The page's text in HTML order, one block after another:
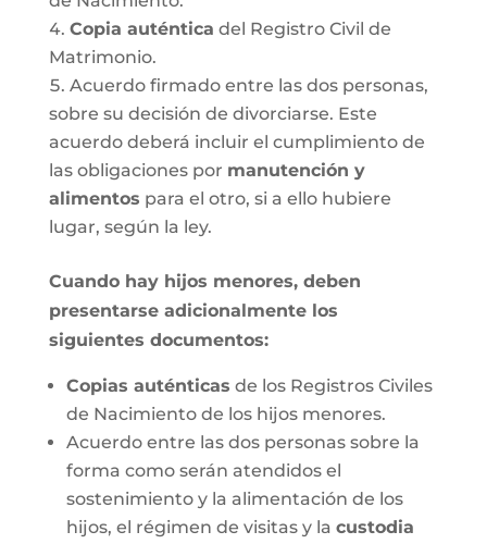
Copia auténtica del Registro Civil de
Matrimonio.
Acuerdo firmado entre las dos personas,
sobre su decisión de divorciarse. Este
acuerdo deberá incluir el cumplimiento de
las obligaciones por manutención y
alimentos para el otro, si a ello hubiere
lugar, según la ley.
Cuando hay hijos menores, deben
presentarse adicionalmente los
siguientes documentos:
Copias auténticas de los Registros Civiles
de Nacimiento de los hijos menores.
Acuerdo entre las dos personas sobre la
forma como serán atendidos el
sostenimiento y la alimentación de los
hijos, el régimen de visitas y la custodia